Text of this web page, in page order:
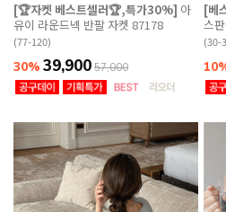
[🏆자켓 베스트셀러🏆,특가30%] 아
유이 라운드넥 반팔 자켓 87178
(77-120)
30% 39,900 57,000
[베
스
(30-